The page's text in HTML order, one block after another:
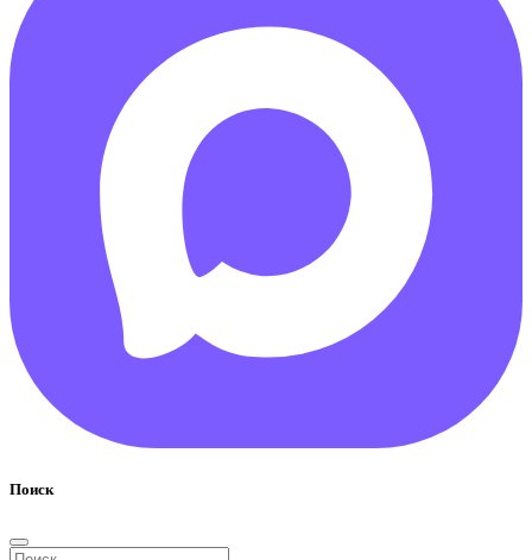
Поиск